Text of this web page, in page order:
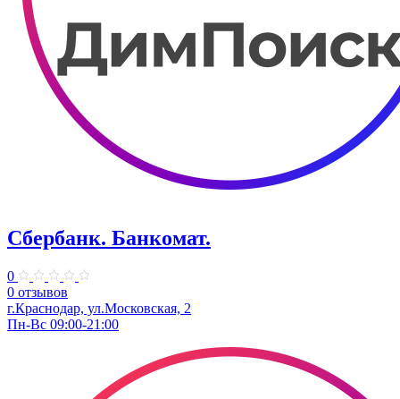
Сбербанк. Банкомат.
0
0 отзывов
г.Краснодар, ул.​Московская, 2
Пн-Вс 09:00-21:00